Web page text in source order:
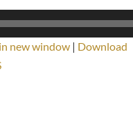
new window | Download